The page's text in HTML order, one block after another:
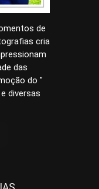
de
cria
das
do "
diversas